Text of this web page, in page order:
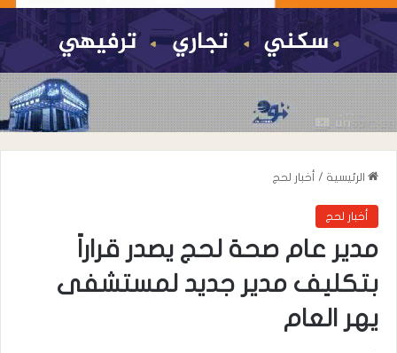
الرئيسية / أخبار لحج
أخبار لحج
مدير عام صحة لحج يصدر قراراً
بتكليف مدير جديد لمستشفى
يهر العام